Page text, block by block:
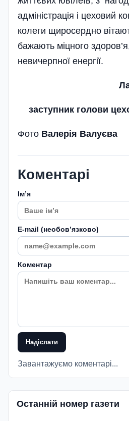
адміністрація і цеховий
колеги щиросердно
бажають міцного
невичерпної енергії.
заступник голови
Фото Валерія Валуєва
Коментарі
Імʼя
E-mail (необовʼязково)
Коментар
Надіслати
Завантажуємо коментарі...
Останній номер газети